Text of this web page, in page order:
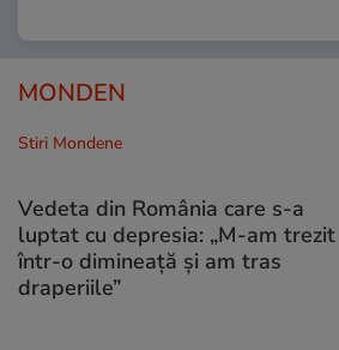
MONDEN
Stiri Mondene
Vedeta din România care s-a
luptat cu depresia: „M-am trezit
într-o dimineață și am tras
draperiile”